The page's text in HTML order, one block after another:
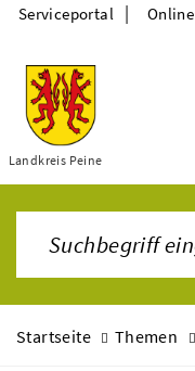
Themen
Landkreis Peine
Serviceportal |
Startseite Themen